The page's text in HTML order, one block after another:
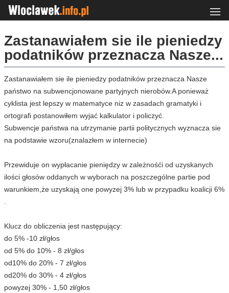
Zastanawiałem sie ile pieniedzy
podatników przeznacza Nasze...
Zastanawiałem sie ile pieniedzy podatników przeznacza Nasze
państwo na subwencjonowane partyjnych nierobów.A ponieważ
cyklista jest lepszy w matematyce niz w zasadach gramatyki i
ortografi postanowiłem wyjać kalkulator i policzyć.
Subwencje państwa na utrzymanie partii politycznych wyznacza sie
na podstawie wzoru(znalazłem w internecie)
Przewiduje on wypłacanie pieniędzy w zależnośći od uzyskanych
ilości głosów oddanych w wyborach na poszczególne partie pod
warunkiem,że uzyskają one powyzej 3% lub w przypadku koalicji 6%
Klucz do obliczenia jest następujący:
do 5% -10 zł/głos
od 5% do 10% - 8 zł/głos
od10% do 20% - 7 zł/głos
od20% do 30% - 4 zł/głos
powyzej 30% - 1,50 zł/głos